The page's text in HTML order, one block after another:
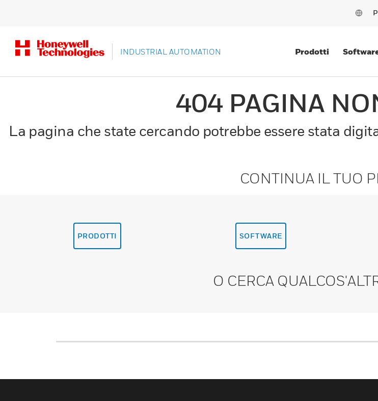
INDUSTRIAL AUTOMATION Prodotti
404 PAGINA
La pagina che state cercando potrebbe essere stata
CONTINUA IL TUO
PRODOTTI SOFTWARE
O CERCA